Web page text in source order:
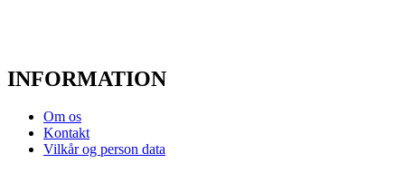
INFORMATION
Om os
Kontakt
Vilkår og person data